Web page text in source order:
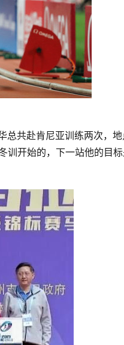
总共赴肯尼亚训练两次，
训开始的，下一站他的目